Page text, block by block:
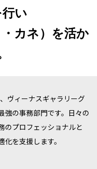
い
カネ）を活か
ヴィーナスギャラリーグ
強の事務部門です。日々の
のプロフェッショナルと
を支援します。